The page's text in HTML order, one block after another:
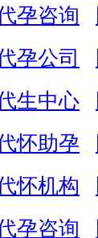
孕咨询
孕公司
生中心
怀助孕
怀机构
孕咨询